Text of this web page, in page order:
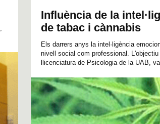
Influència de la
de tabac i cànnabis
Els darrers anys la intel·ligència
nivell social com professional.
llicenciatura de Psicologia de la UAB,